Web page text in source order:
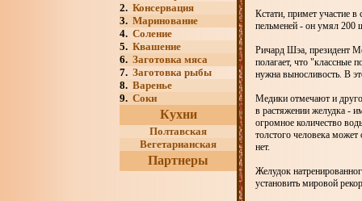
2. Консервация
3. Маринование
4. Соление
5. Квашение
6. Заготовка мяса
7. Заготовка рыбы
8. Варенье
9. Соки
Кухни
Полтавская
Вегетарианская
Партнеры
Кстати, примет участие
пельменей - он умял 200
Ричард Шэа, президент
полагает, что "классные
нужна выносливость. В
Медики отмечают и
в растяжении желудка -
огромное количество
толстого человека
нет.
Желудок
установить мировой